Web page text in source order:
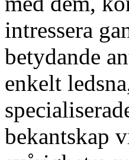
intressera
betydande
enkelt
bekantskap